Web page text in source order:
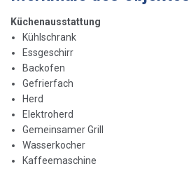
Küchenausstattung
Kühlschrank
Essgeschirr
Backofen
Gefrierfach
Herd
Elektroherd
Gemeinsamer Grill
Wasserkocher
Kaffeemaschine